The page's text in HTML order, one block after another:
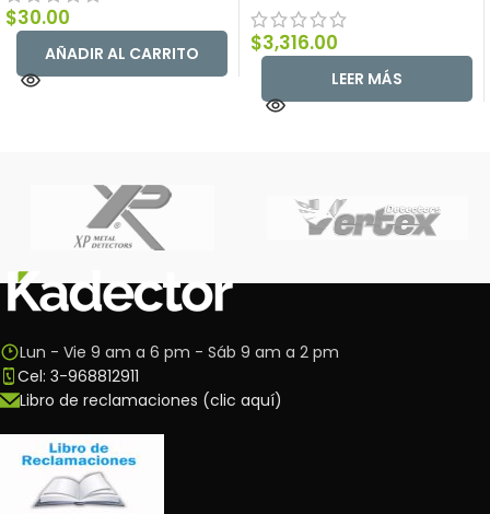
$30.00
AÑADIR AL CARRITO $3,316.00
LEER MÁS
Lun - Vie 9 am a 6 pm - Sáb 9 am a 2 pm
Cel: 3-968812911
Libro de reclamaciones (clic aquí)